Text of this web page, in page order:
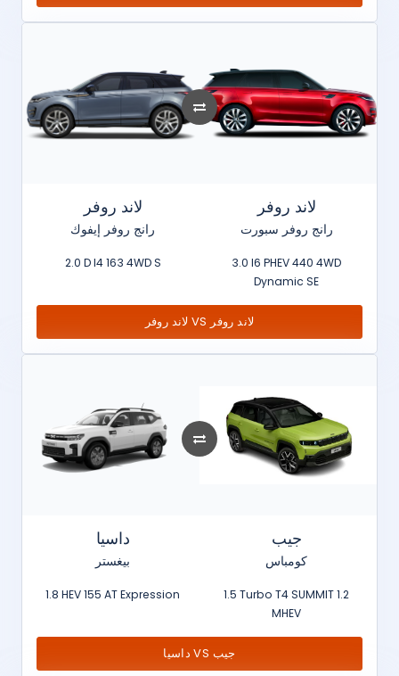
لاند روفر
رانج روفر إيفوك
2.0 D I4 163 4WD S
لاند روفر
رانج روفر سبورت
3.0 I6 PHEV 440 4WD
Dynamic SE
لاند روفر VS لاند روفر
داسيا
بيغستر
1.8 HEV 155 AT Expression
جيب
كومباس
1.5 Turbo T4 SUMMIT 1.2
MHEV
داسيا VS جيب